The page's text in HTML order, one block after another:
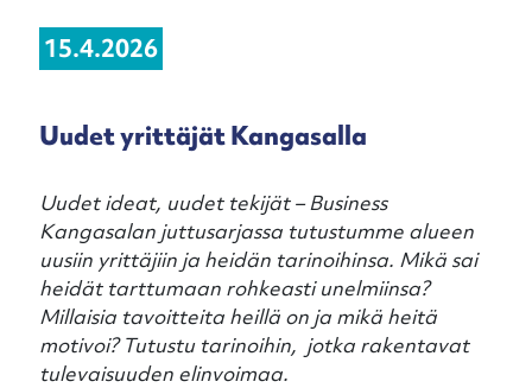
15.4.2026
Uudet yrittäjät Kangasalla
Uudet ideat, uudet tekijät – Business
Kangasalan juttusarjassa tutustumme alueen
uusiin yrittäjiin ja heidän tarinoihinsa. Mikä sai
heidät tarttumaan rohkeasti unelmiinsa?
Millaisia tavoitteita heillä on ja mikä heitä
motivoi? Tutustu tarinoihin, jotka rakentavat
tulevaisuuden elinvoimaa.